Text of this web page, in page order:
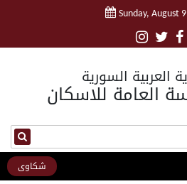
Sunday, August
العربية السورية
العامة للاسكان
شكاوى